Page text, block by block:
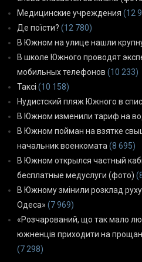
Медицинские учреждения (12
Де поїсти? (12 780)
В Южном на улице нашли
В школе Южного проводят
мобильных телефонов (10 233)
Таксі (10 158)
Нудистский пляж Южного в
В Южном изменили тариф на
В Южном пойман на взятке
начальник военкомата (8 695)
В Южном открылся частный
бесплатные медуслуги (фото)
В Южному змінили розклад
Одеса» (7 969)
«Розчарований, що так мало
южненців приходити на
(7 298)